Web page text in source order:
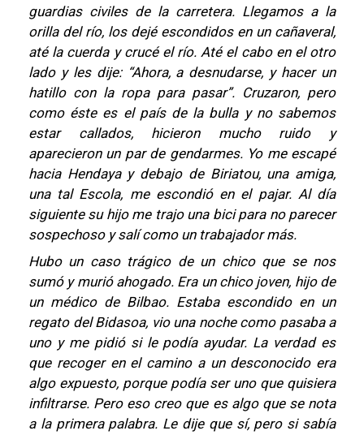
guardias civiles de la carretera. Llegamos a la
orilla del río, los dejé escondidos en un cañaveral,
até la cuerda y crucé el río. Até el cabo en el otro
lado y les dije: “Ahora, a desnudarse, y hacer un
hatillo con la ropa para pasar”. Cruzaron, pero
como éste es el país de la bulla y no sabemos
estar callados, hicieron mucho ruido y
aparecieron un par de gendarmes. Yo me escapé
hacia Hendaya y debajo de Biriatou, una amiga,
una tal Escola, me escondió en el pajar. Al día
siguiente su hijo me trajo una bici para no parecer
sospechoso y salí como un trabajador más.
Hubo un caso trágico de un chico que se nos
sumó y murió ahogado. Era un chico joven, hijo de
un médico de Bilbao. Estaba escondido en un
regato del Bidasoa, vio una noche como pasaba a
uno y me pidió si le podía ayudar. La verdad es
que recoger en el camino a un desconocido era
algo expuesto, porque podía ser uno que quisiera
infiltrarse. Pero eso creo que es algo que se nota
a la primera palabra. Le dije que sí, pero si sabía